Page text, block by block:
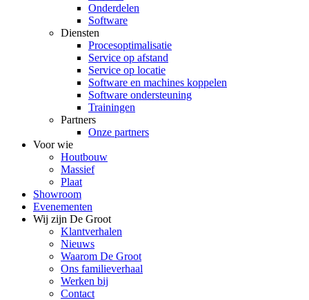
Onderdelen
Software
Diensten
Procesoptimalisatie
Service op afstand
Service op locatie
Software en machines koppelen
Software ondersteuning
Trainingen
Partners
Onze partners
Voor wie
Houtbouw
Massief
Plaat
Showroom
Evenementen
Wij zijn De Groot
Klantverhalen
Nieuws
Waarom De Groot
Ons familieverhaal
Werken bij
Contact